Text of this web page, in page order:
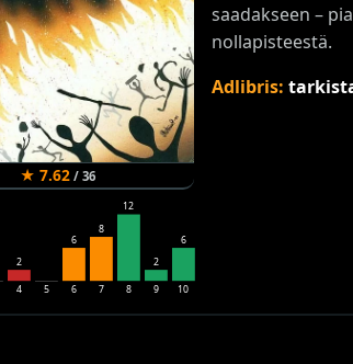
★ 7.62/ 36
2
4 5
6
6
8
7
12
8
2
9
6
10
saadakseen –
nollapisteestä.
Adlibris: